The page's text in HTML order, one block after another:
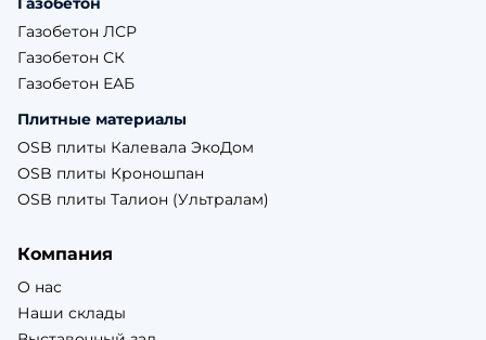
Газобетон ЛСР
Газобетон СК
Газобетон ЕАБ
Плитные материалы
OSB плиты Калевала ЭкоДом
OSB плиты Кроношпан
OSB плиты Талион (Ультралам)
Компания
О нас
Наши склады